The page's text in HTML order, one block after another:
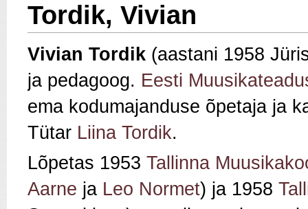
Tordik, Vivian
Vivian Tordik (aastani 1958
ja pedagoog. Eesti
ema kodumajanduse õpetaja ja
Tütar Liina Tordik.
Lõpetas 1953 Tallinna
Aarne ja Leo Normet) ja 1958